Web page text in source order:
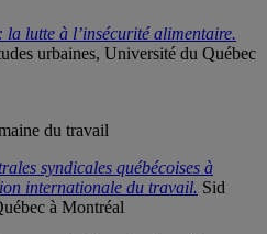
la lutte à l’insécurité alimentaire.
urbaines, Université du Québec
du travail
syndicales québécoises à
internationale du travail. Sid
à Montréal